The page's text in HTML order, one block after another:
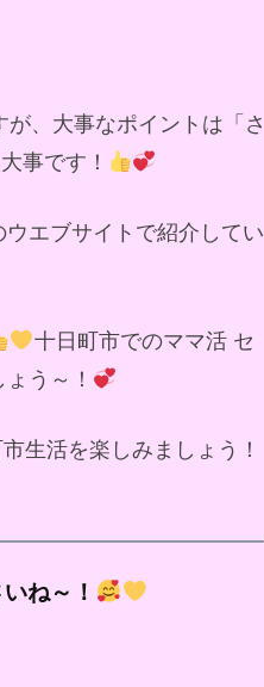
、大事なポイントは「さ
事です！
エブサイトで紹介してい
十日町市でのママ活 セ
う～！
生活を楽しみましょう！
ね～！